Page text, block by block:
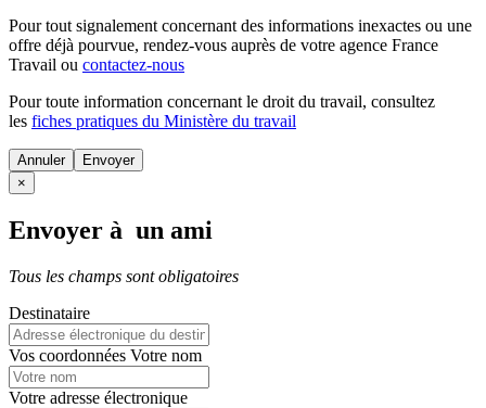
Pour tout signalement concernant des informations inexactes ou une
offre déjà pourvue, rendez-vous auprès de votre agence France
Travail ou contactez-nous
Pour toute information concernant le droit du travail, consultez
les fiches pratiques du Ministère du travail
Annuler
×
Envoyer à un ami
Tous les champs sont obligatoires
Destinataire
Vos coordonnées Votre nom
Votre adresse électronique